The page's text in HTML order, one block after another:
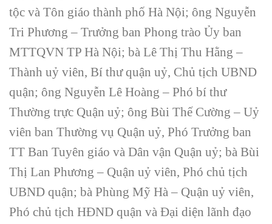
tộc và Tôn giáo thành phố Hà Nội; ông Nguyễn
Tri Phương – Trưởng ban Phong trào Ủy ban
MTTQVN TP Hà Nội; bà Lê Thị Thu Hằng –
Thành uỷ viên, Bí thư quận uỷ, Chủ tịch UBND
quận; ông Nguyễn Lê Hoàng – Phó bí thư
Thường trực Quận uỷ; ông Bùi Thế Cường – Uỷ
viên ban Thường vụ Quận uỷ, Phó Trưởng ban
TT Ban Tuyên giáo và Dân vận Quận uỷ; bà Bùi
Thị Lan Phương – Quận uỷ viên, Phó chủ tịch
UBND quận; bà Phùng Mỹ Hà – Quận uỷ viên,
Phó chủ tịch HĐND quận và Đại diện lãnh đạo